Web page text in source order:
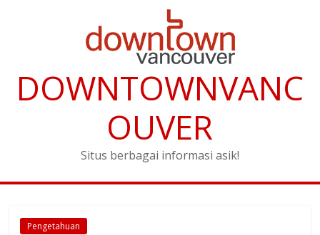
DOWNTOWNVANC
OUVER
Situs berbagai informasi asik!
Pengetahuan